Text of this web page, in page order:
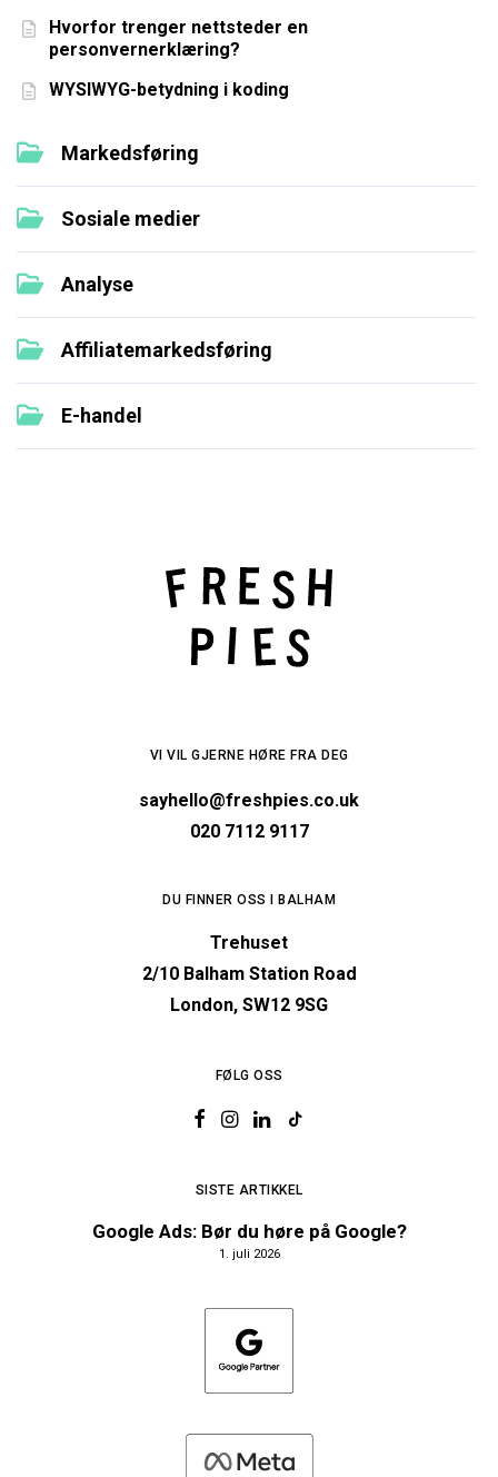
Hvorfor trenger nettsteder en
personvernerklæring?
WYSIWYG-betydning i koding
Markedsføring
Sosiale medier
Analyse
Affiliatemarkedsføring
E-handel
VI VIL GJERNE HØRE FRA DEG
sayhello@freshpies.co.uk
020 7112 9117
DU FINNER OSS I BALHAM
Trehuset
2/10 Balham Station Road
London, SW12 9SG
FØLG OSS
SISTE ARTIKKEL
Google Ads: Bør du høre på Google?
1. juli 2026